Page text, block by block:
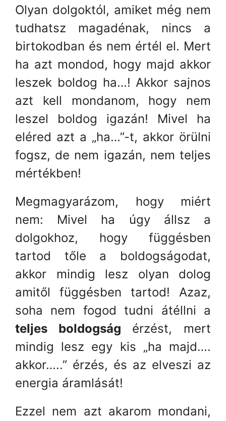
Olyan dolgoktól, amiket még nem
tudhatsz magadénak, nincs a
birtokodban és nem értél el. Mert
ha azt mondod, hogy majd akkor
leszek boldog ha…! Akkor sajnos
azt kell mondanom, hogy nem
leszel boldog igazán! Mivel ha
eléred azt a „ha…”-t, akkor örülni
fogsz, de nem igazán, nem teljes
mértékben!
Megmagyarázom, hogy miért
nem: Mivel ha úgy állsz a
dolgokhoz, hogy függésben
tartod tőle a boldogságodat,
akkor mindig lesz olyan dolog
amitől függésben tartod! Azaz,
soha nem fogod tudni átéllni a
teljes boldogság érzést, mert
mindig lesz egy kis „ha majd….
akkor…..” érzés, és az elveszi az
energia áramlását!
Ezzel nem azt akarom mondani,